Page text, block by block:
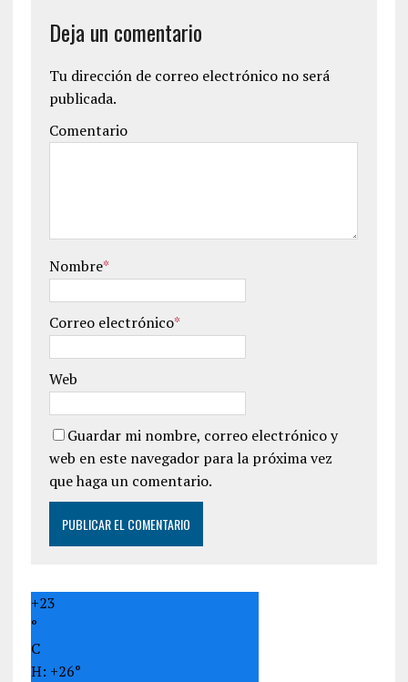
Deja un comentario
Tu dirección de correo electrónico no será
publicada.
Comentario
Nombre*
Correo electrónico*
Web
Guardar mi nombre, correo electrónico y
web en este navegador para la próxima vez
que haga un comentario.
+23
°
C
H: +26°